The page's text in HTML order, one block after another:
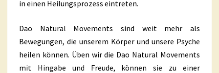
in einen Heilungsprozess eintreten.
Dao Natural Movements sind weit mehr als
Bewegungen, die unserem Körper und unsere Psyche
heilen können. Üben wir die Dao Natural Movements
mit Hingabe und Freude, können sie zu einer